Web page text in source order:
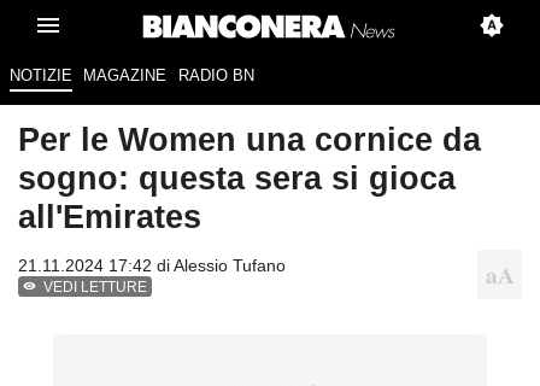
NOTIZIE MAGAZINE RADIO BN
Per le Women una cornice da
sogno: questa sera si gioca
all'Emirates
21.11.2024 17:42 diAlessio Tufano
VEDI LETTURE